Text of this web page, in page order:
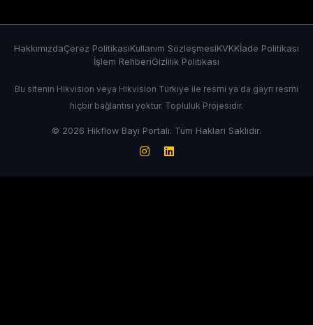
HakkımızdaÇerez PolitikasıKullanım SözleşmesiKVKKİade Politikası
İşlem RehberiGizlilik Politikası
Bu sitenin Hikvision veya Hikvision Türkiye ile resmi ya da gayrı resmi
hiçbir bağlantısı yoktur. Topluluk Projesidir.
© 2026 Hikflow Bayi Portalı. Tüm Hakları Saklıdır.